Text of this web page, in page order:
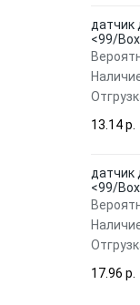
датчик
<99/
13.14 p.
датчик
<99/
17.96 p.